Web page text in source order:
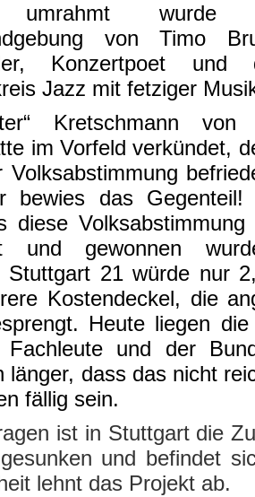
umrahmt wurde
von Timo
Konzertpoet und
Jazz mit fetziger
Kretschmann von
im Vorfeld verkündet,
Volksabstimmung
bewies das
diese
und gewonnen
Stuttgart 21 würde nur
Kostendeckel, die
Heute liegen
Fachleute und der
länger, dass das nicht
fällig sein.
ist in Stuttgart die
und befindet
lehnt das Projekt ab.